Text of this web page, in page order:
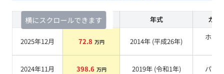
横にスクロールできます
査定時期 セルカ実績 年式 カラ
2025年12月 72.8 万円 2014年 (平成26年)
ホワ
2024年11月 398.6 万円 2019年 (令和1年) パール